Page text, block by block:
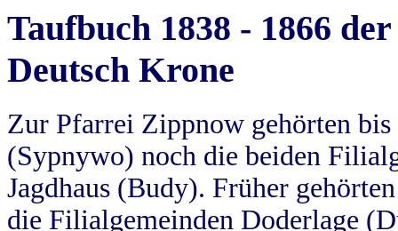
Taufbuch 1838 - 1866
Deutsch Krone
Zur Pfarrei Zippnow gehörten
(Sypnywo) noch die beiden
Jagdhaus (Budy). Früher
die Filialgemeinden Doderlage